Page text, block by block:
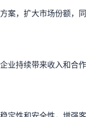
，扩大市场份额，
业持续带来收入和合